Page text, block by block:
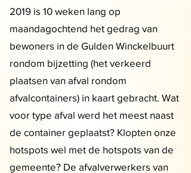
2019 is 10 weken lang op
maandagochtend het gedrag van
bewoners in de Gulden Winckelbuurt
rondom bijzetting (het verkeerd
plaatsen van afval rondom
afvalcontainers) in kaart gebracht. Wat
voor type afval werd het meest naast
de container geplaatst? Klopten onze
hotspots wel met de hotspots van de
gemeente? De afvalverwerkers van